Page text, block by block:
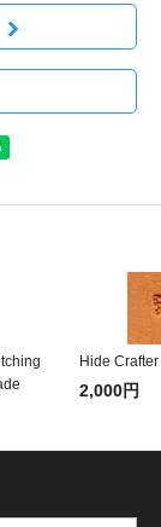
Hide
2,000円